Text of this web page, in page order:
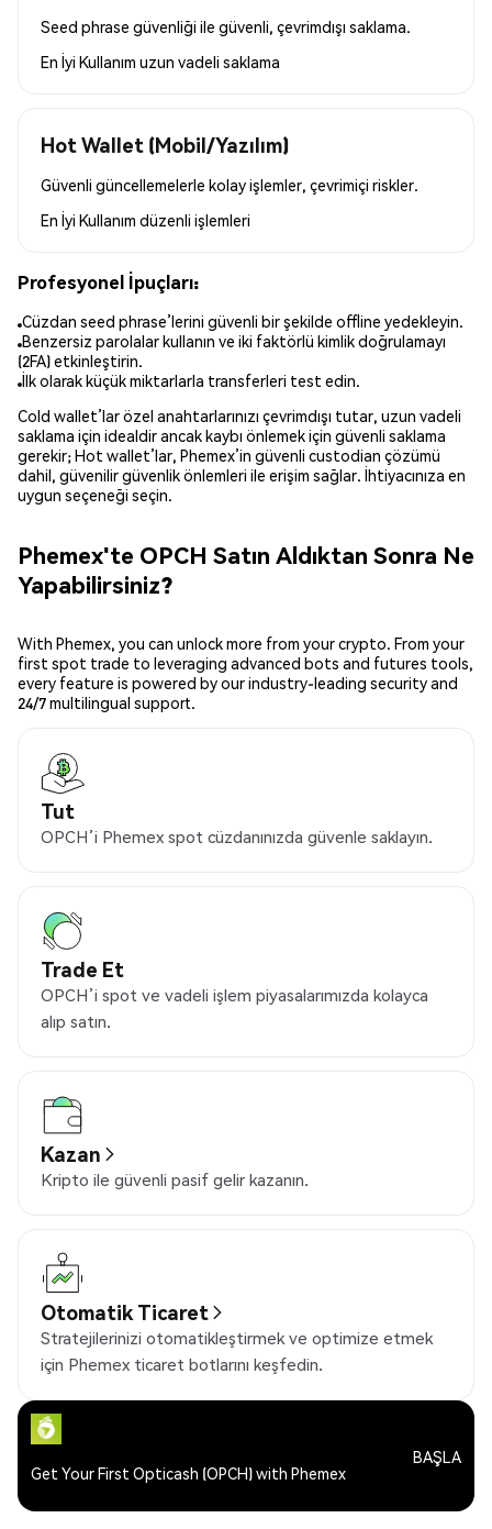
Seed phrase güvenliği ile güvenli, çevrimdışı saklama.
En İyi Kullanım uzun vadeli saklama
Hot Wallet (Mobil/Yazılım)
Güvenli güncellemelerle kolay işlemler, çevrimiçi riskler.
En İyi Kullanım düzenli işlemleri
Profesyonel İpuçları:
Cüzdan seed phrase’lerini güvenli bir şekilde offline yedekleyin.
Benzersiz parolalar kullanın ve iki faktörlü kimlik doğrulamayı
(2FA) etkinleştirin.
İlk olarak küçük miktarlarla transferleri test edin.
Cold wallet’lar özel anahtarlarınızı çevrimdışı tutar, uzun vadeli
saklama için idealdir ancak kaybı önlemek için güvenli saklama
gerekir; Hot wallet’lar, Phemex’in güvenli custodian çözümü
dahil, güvenilir güvenlik önlemleri ile erişim sağlar. İhtiyacınıza en
uygun seçeneği seçin.
Phemex'te OPCH Satın Aldıktan Sonra Ne
Yapabilirsiniz?
With Phemex, you can unlock more from your crypto. From your
first spot trade to leveraging advanced bots and futures tools,
every feature is powered by our industry-leading security and
24/7 multilingual support.
Tut
OPCH’i Phemex spot cüzdanınızda güvenle saklayın.
Trade Et
OPCH’i spot ve vadeli işlem piyasalarımızda kolayca
alıp satın.
Kazan
Kripto ile güvenli pasif gelir kazanın.
Otomatik Ticaret
Stratejilerinizi otomatikleştirmek ve optimize etmek
için Phemex ticaret botlarını keşfedin.
Get Your First Opticash (OPCH) with Phemex
BAŞLA